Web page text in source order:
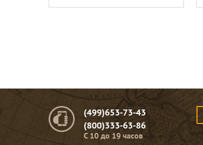
(499)653-73-43
(800)333-63-86
C 10 до 19 часов